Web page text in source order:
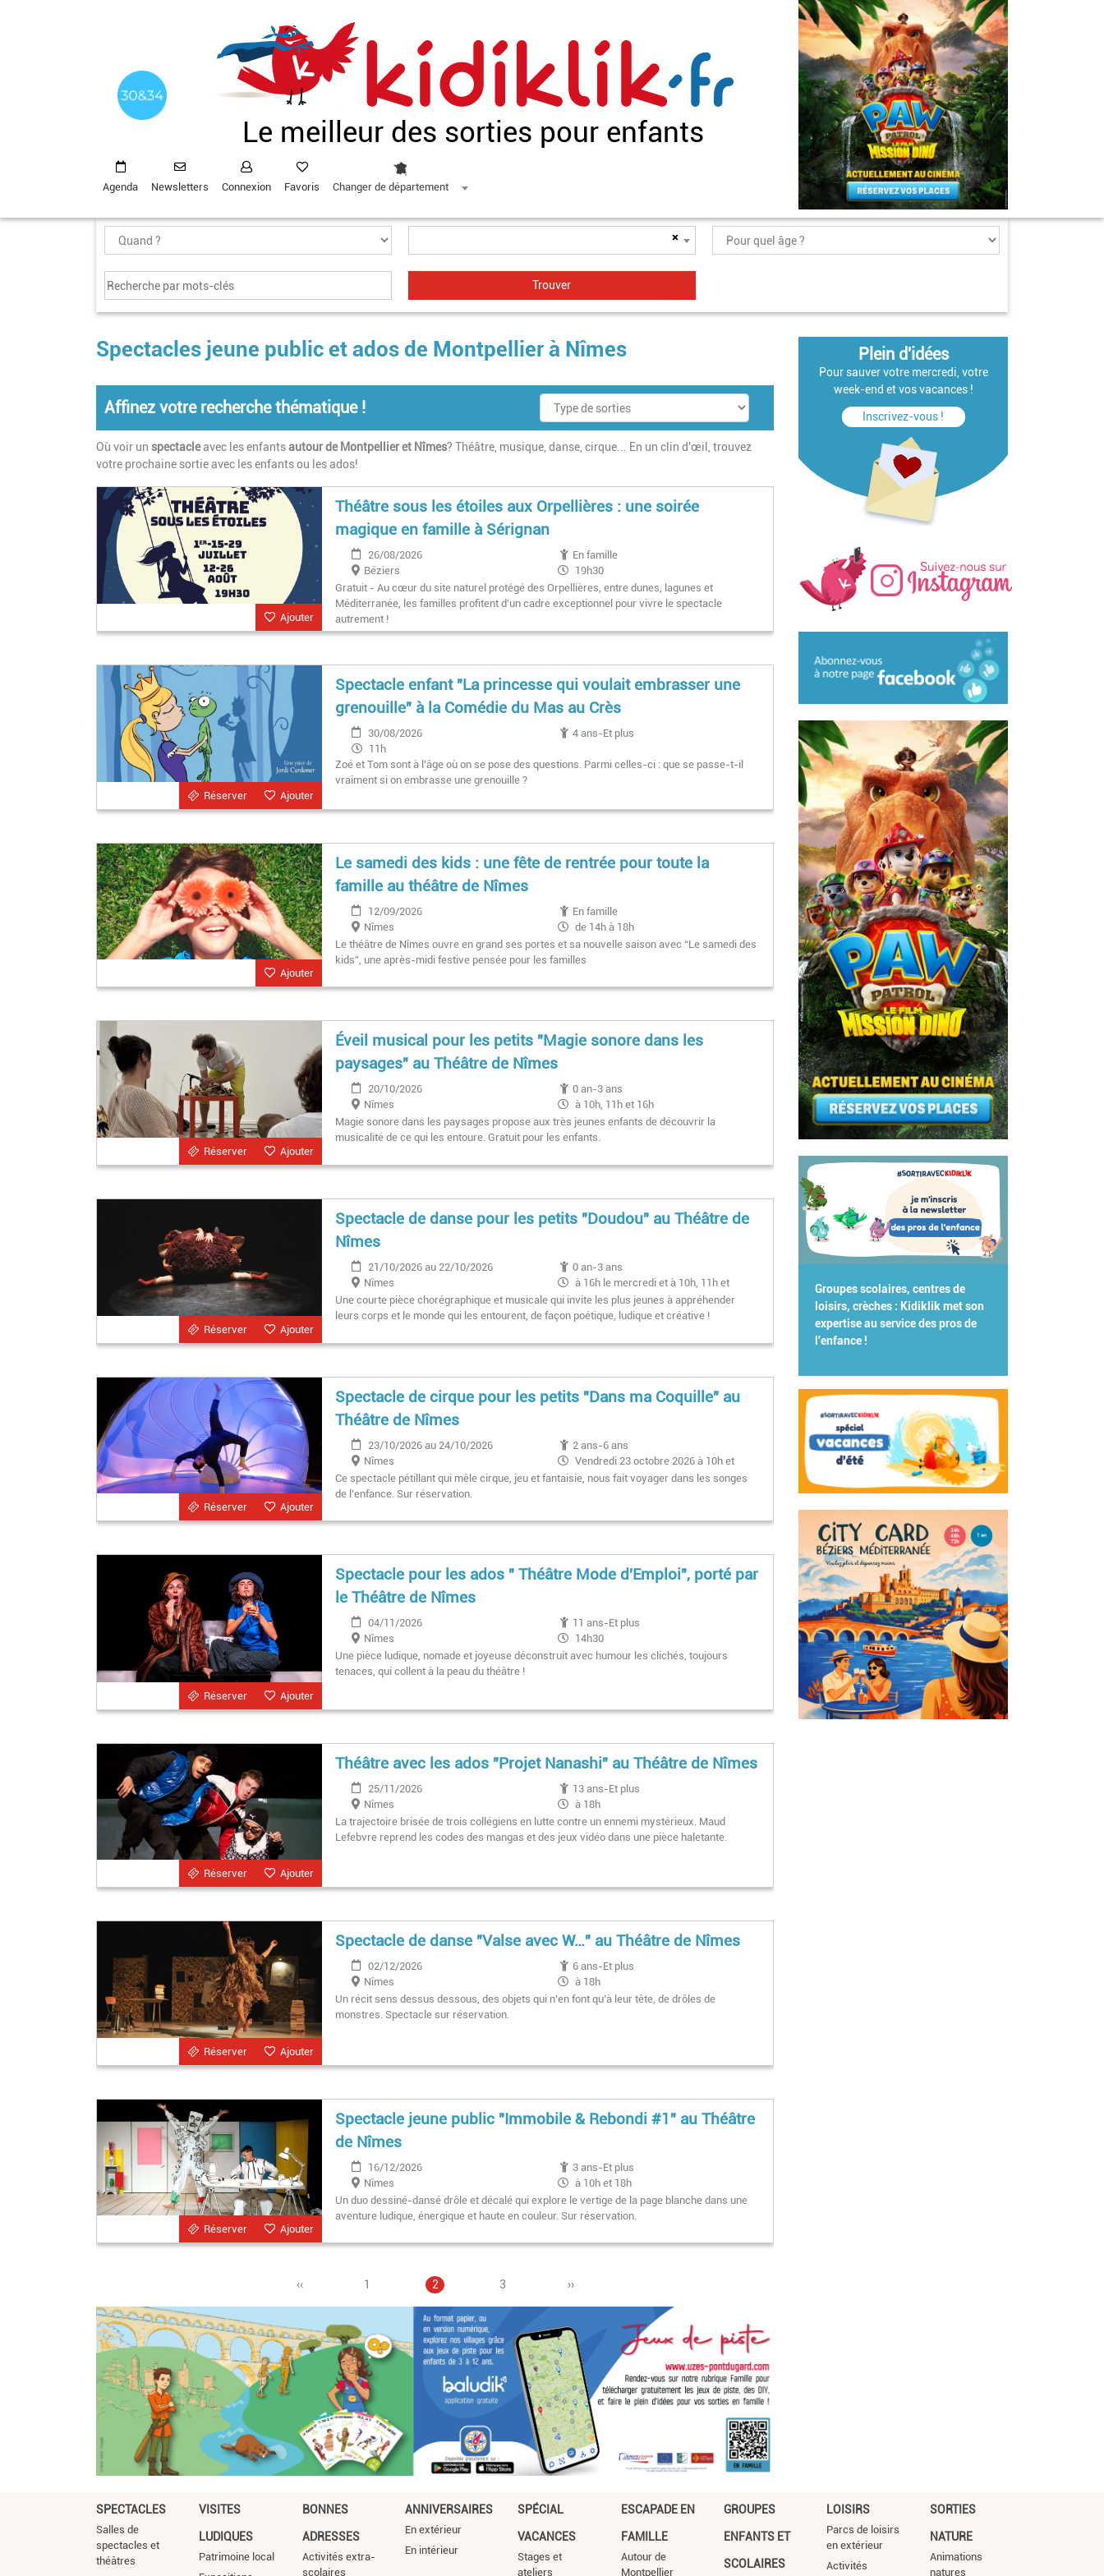
Le meilleur des sorties pour enfants
Agenda Newsletters Connexion Favoris Changer de département
×
Spectacles jeune public et ados de Montpellier à Nîmes
Affinez votre recherche thématique !
Où voir un spectacleavec les enfantsautour de Montpellier et Nîmes? Théâtre, musique, danse, cirque... En un clin d'œil, trouvez
votre prochaine sortie avec les enfants ou les ados!
Ajouter
Théâtre sous les étoiles aux Orpellières : une soirée
magique en famille à Sérignan
26/08/2026
En famille
Béziers
19h30
Gratuit - Au cœur du site naturel protégé des Orpellières, entre dunes, lagunes et
Méditerranée, les familles profitent d'un cadre exceptionnel pour vivre le spectacle
autrement !
Ajouter
Réserver
Spectacle enfant "La princesse qui voulait embrasser une
grenouille" à la Comédie du Mas au Crès
30/08/2026
4 ans-Et plus
11h
Zoé et Tom sont à l'âge où on se pose des questions. Parmi celles-ci : que se passe-t-il
vraiment si on embrasse une grenouille ?
Ajouter
Le samedi des kids : une fête de rentrée pour toute la
famille au théâtre de Nîmes
12/09/2026
En famille
Nîmes
de 14h à 18h
Le théâtre de Nîmes ouvre en grand ses portes et sa nouvelle saison avec “Le samedi des
kids”, une après-midi festive pensée pour les familles
Ajouter
Réserver
Éveil musical pour les petits "Magie sonore dans les
paysages" au Théâtre de Nîmes
20/10/2026
0 an-3 ans
Nîmes
à 10h, 11h et 16h
Magie sonore dans les paysages propose aux très jeunes enfants de découvrir la
musicalité de ce qui les entoure. Gratuit pour les enfants.
Ajouter
Réserver
Spectacle de danse pour les petits "Doudou" au Théâtre de
Nîmes
21/10/2026 au 22/10/2026
0 an-3 ans
Nîmes
à 16h le mercredi et à 10h, 11h et
16h le jeudi
Une courte pièce chorégraphique et musicale qui invite les plus jeunes à appréhender
leurs corps et le monde qui les entourent, de façon poétique, ludique et créative !
Ajouter
Réserver
Spectacle de cirque pour les petits "Dans ma Coquille" au
Théâtre de Nîmes
23/10/2026 au 24/10/2026
2 ans-6 ans
Nîmes
Vendredi 23 octobre 2026 à 10h et
14h
Ce spectacle pétillant qui mêle cirque, jeu et fantaisie, nous fait voyager dans les songes
de l’enfance. Sur réservation.
Ajouter
Réserver
Spectacle pour les ados " Théâtre Mode d'Emploi", porté par
le Théâtre de Nîmes
04/11/2026
11 ans-Et plus
Nîmes
14h30
Une pièce ludique, nomade et joyeuse déconstruit avec humour les clichés, toujours
tenaces, qui collent à la peau du théâtre !
Ajouter
Réserver
Théâtre avec les ados "Projet Nanashi" au Théâtre de Nîmes
25/11/2026
13 ans-Et plus
Nîmes
à 18h
La trajectoire brisée de trois collégiens en lutte contre un ennemi mystérieux. Maud
Lefebvre reprend les codes des mangas et des jeux vidéo dans une pièce haletante.
Ajouter
Réserver
Spectacle de danse "Valse avec W…" au Théâtre de Nîmes
02/12/2026
6 ans-Et plus
Nîmes
à 18h
Un récit sens dessus dessous, des objets qui n’en font qu’à leur tête, de drôles de
monstres. Spectacle sur réservation.
Ajouter
Réserver
Spectacle jeune public "Immobile & Rebondi #1" au Théâtre
de Nîmes
16/12/2026
3 ans-Et plus
Nîmes
à 10h et 18h
Un duo dessiné-dansé drôle et décalé qui explore le vertige de la page blanche dans une
aventure ludique, énergique et haute en couleur. Sur réservation.
Pagination
Page
‹‹ Page
1
Page
2 Page
3
Page
››
Plein d'idées
Pour sauver votre mercredi, votre
week-end et vos vacances !
Inscrivez-vous !
Groupes scolaires, centres de
loisirs, crèches : Kidiklik met son
expertise au service des pros de
l'enfance !
SPECTACLES
Salles de
spectacles et
théâtres
VISITES
LUDIQUES
Patrimoine local
BONNES
ADRESSES
Activités extra-
scolaires
ANNIVERSAIRES
En extérieur
En intérieur
SPÉCIAL
VACANCES
Stages et
ateliers
ESCAPADE EN
FAMILLE
Autour de
Montpellier
GROUPES
ENFANTS ET
SCOLAIRES
LOISIRS
Parcs de loisirs
en extérieur
Activités
SORTIES
NATURE
Animations
natures